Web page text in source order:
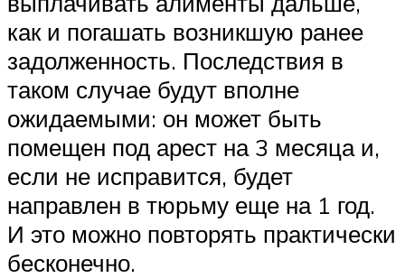
как и погашать возникшую ранее
задолженность. Последствия в
таком случае будут вполне
ожидаемыми: он может быть
помещен под арест на 3 месяца и,
если не исправится, будет
направлен в тюрьму еще на 1 год.
И это можно повторять практически
бесконечно.